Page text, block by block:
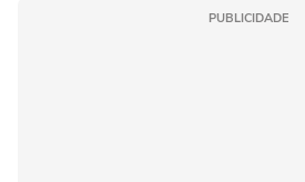
PUBLICIDADE